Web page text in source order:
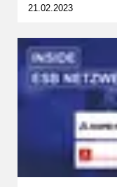
21.02.2023